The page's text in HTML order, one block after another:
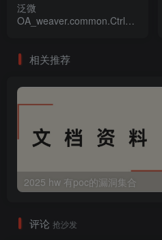
泛微
OA_weaver.common.Ctrl_
相关推荐
2025 hw 有poc的漏洞集合
评论 抢沙发